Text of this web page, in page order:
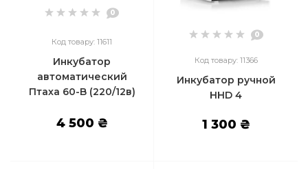
0
Код товару: 11611
Инкубатор
автоматический
Птаха 60-B (220/12в)
4 500 ₴
0
Код товару: 11366
Инкубатор ручной
HHD 4
1 300 ₴